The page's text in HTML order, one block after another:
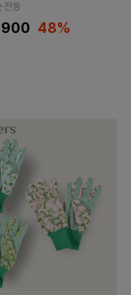
전등
48%